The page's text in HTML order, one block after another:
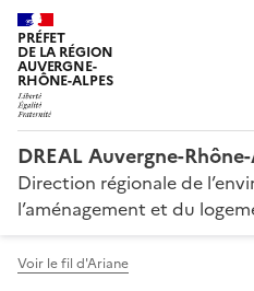
PRÉFET
DE LA RÉGION
AUVERGNE-
RHÔNE-ALPES
DREAL Auvergne-
Direction régionale de
l’aménagement et du
Voir le fil d'Ariane